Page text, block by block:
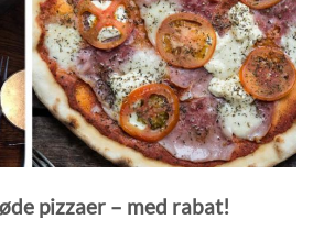
pizzaer – med rabat!